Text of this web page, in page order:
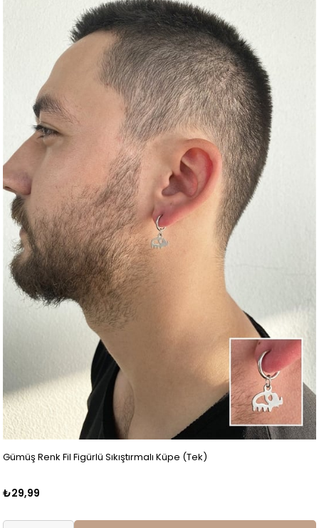
Gümüş Renk Fil Figürlü Sıkıştırmalı Küpe (Tek)
₺29,99